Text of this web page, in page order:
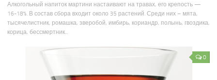
Алкогольный напиток мартини настаивают на травах, его крепость —
16-18%. В состав сбора входит около 35 растений. Среди них – мята,
тысячелистник, ромашка, зверобой, имбирь, кориандр, полынь, гвоздика,
корица, бессмертник...
0